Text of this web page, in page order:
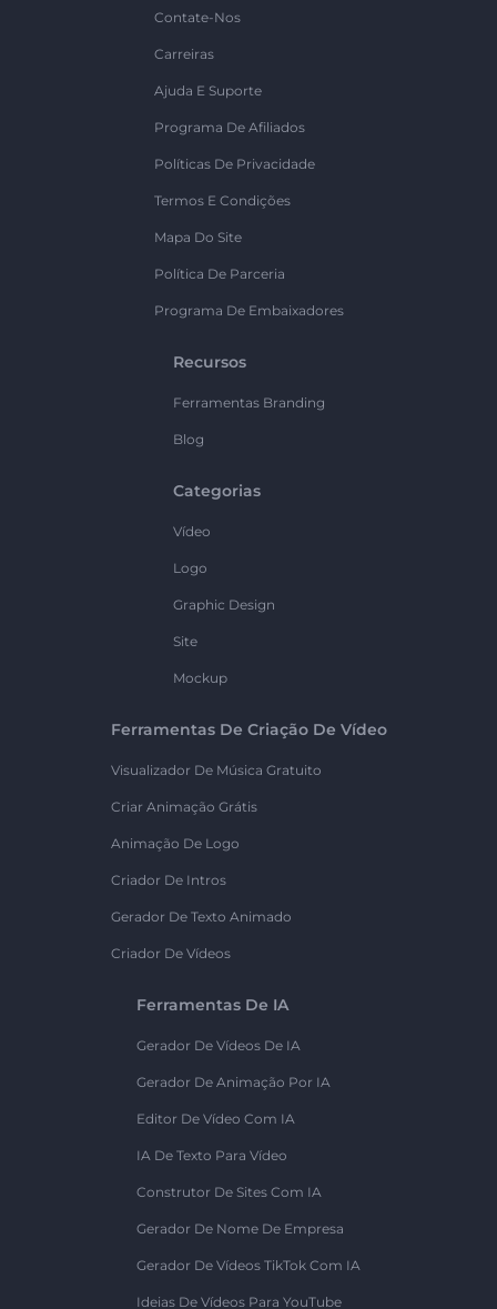
Contate-Nos
Carreiras
Ajuda E Suporte
Programa De Afiliados
Políticas De Privacidade
Termos E Condições
Mapa Do Site
Política De Parceria
Programa De Embaixadores
Recursos
Ferramentas Branding
Blog
Categorias
Vídeo
Logo
Graphic Design
Site
Mockup
Ferramentas De Criação De Vídeo
Visualizador De Música Gratuito
Criar Animação Grátis
Animação De Logo
Criador De Intros
Gerador De Texto Animado
Criador De Vídeos
Ferramentas De IA
Gerador De Vídeos De IA
Gerador De Animação Por IA
Editor De Vídeo Com IA
IA De Texto Para Vídeo
Construtor De Sites Com IA
Gerador De Nome De Empresa
Gerador De Vídeos TikTok Com IA
Ideias De Vídeos Para YouTube